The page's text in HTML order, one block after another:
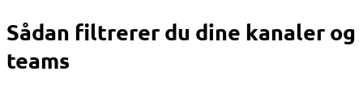
Sådan filtrerer du dine kanaler og
teams